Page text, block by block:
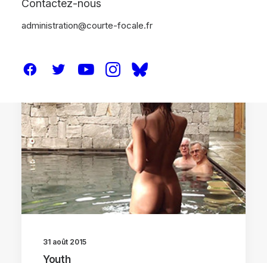
Contactez-nous
administration@courte-focale.fr
31 août 2015
Youth